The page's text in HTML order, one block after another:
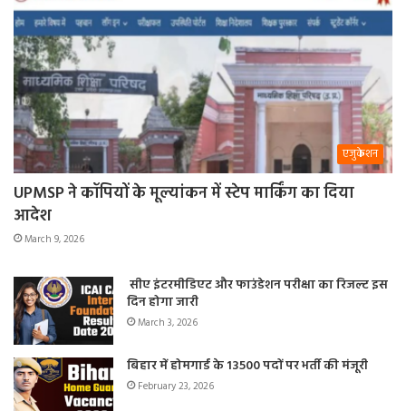
एजुकेशन
UPMSP ने कॉपियों के मूल्यांकन में स्टेप मार्किंग का दिया
आदेश
March 9, 2026
सीए इंटरमीडिएट और फाउंडेशन परीक्षा का रिजल्ट इस
दिन होगा जारी
March 3, 2026
बिहार में होमगार्ड के 13500 पदों पर भर्ती की मंजूरी
February 23, 2026